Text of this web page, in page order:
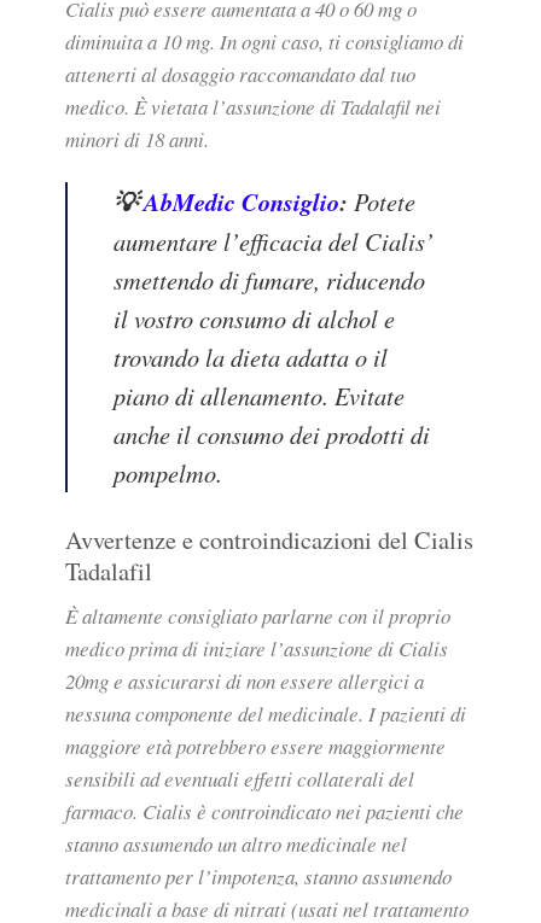
Cialis può essere aumentata a 40 o 60 mg o
diminuita a 10 mg. In ogni caso, ti consigliamo di
attenerti al dosaggio raccomandato dal tuo
medico. È vietata l’assunzione di Tadalafil nei
minori di 18 anni.
💡AbMedic Consiglio: Potete
aumentare l’efficacia del Cialis’
smettendo di fumare, riducendo
il vostro consumo di alchol e
trovando la dieta adatta o il
piano di allenamento. Evitate
anche il consumo dei prodotti di
pompelmo.
Avvertenze e controindicazioni del Cialis
Tadalafil
È altamente consigliato parlarne con il proprio
medico prima di iniziare l’assunzione di Cialis
20mg e assicurarsi di non essere allergici a
nessuna componente del medicinale. I pazienti di
maggiore età potrebbero essere maggiormente
sensibili ad eventuali effetti collaterali del
farmaco. Cialis è controindicato nei pazienti che
stanno assumendo un altro medicinale nel
trattamento per l’impotenza, stanno assumendo
medicinali a base di nitrati (usati nel trattamento